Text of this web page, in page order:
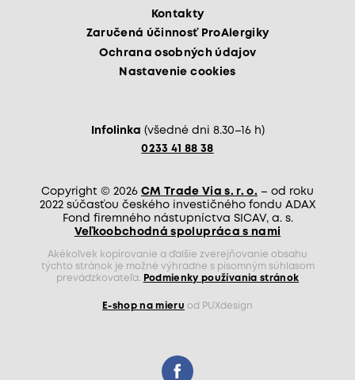
Kontakty
Zaručená účinnosť ProAlergiky
Ochrana osobných údajov
Nastavenie cookies
Infolinka (všedné dni 8.30–16 h)
0233 41 88 38
Copyright © 2026 CM Trade Via s. r. o. – od roku
2022 súčasťou českého investičného fondu ADAX
Fond firemného nástupníctva SICAV, a. s.
Veľkoobchodná spolupráca s nami
Akékoľvek kopírovanie a ďalšie zverejňovanie obsahu
týchto stránok je možné výhradne s písomným súhlasom
prevádzkovateľa.
Podmienky používania stránok
E-shop na mieru od PUXdesign